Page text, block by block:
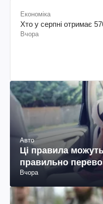
Економіка
Хто у серпні отримає
Вчора
Авто
Ці правила
правильно
Вчора